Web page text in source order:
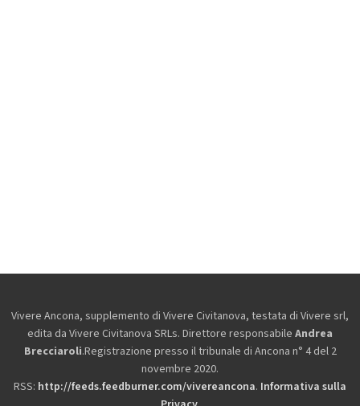
Vivere Ancona, supplemento di Vivere Civitanova, testata di Vivere srl,
edita da Vivere Civitanova SRLs. Direttore responsabile Andrea
Brecciaroli.Registrazione presso il tribunale di Ancona n° 4 del 2
novembre 2020.
RSS: http://feeds.feedburner.com/vivereancona. Informativa sulla